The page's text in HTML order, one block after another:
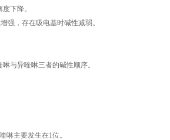
下降。
强，存在吸电基时碱性减弱。
与异喹啉三者的碱性顺序。
啉主要发生在1位。